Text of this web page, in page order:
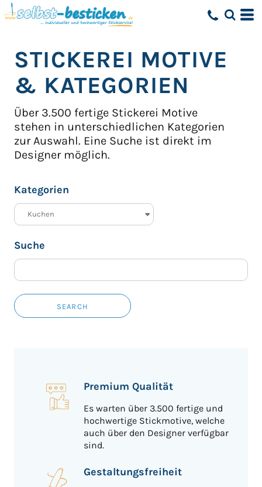
STICKEREI MOTIVE
& KATEGORIEN
Über 3.500 fertige Stickerei Motive
stehen in unterschiedlichen Kategorien
zur Auswahl. Eine Suche ist direkt im
Designer möglich.
Kategorien
Suche
SEARCH
Premium Qualität
Es warten über 3.500 fertige und
hochwertige Stickmotive, welche
auch über den Designer verfügbar
sind.
Gestaltungsfreiheit
Standard
höchste Bewertung